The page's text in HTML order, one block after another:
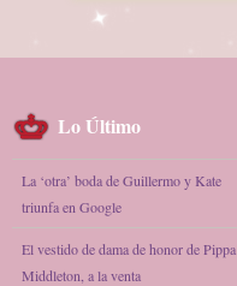
Lo Último
La ‘otra’ boda de Guillermo y Kate
triunfa en Google
El vestido de dama de honor de Pippa
Middleton, a la venta